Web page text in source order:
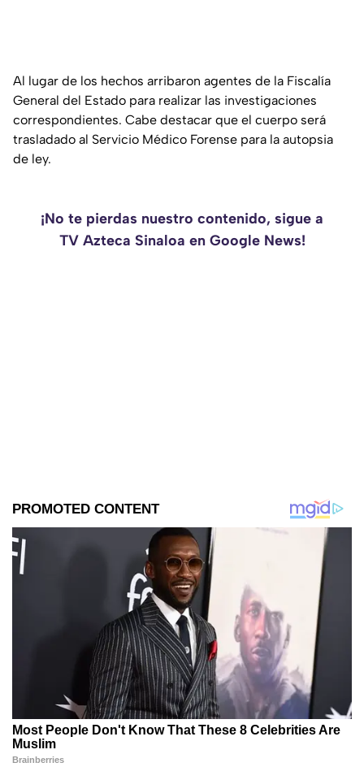
Al lugar de los hechos arribaron agentes de la Fiscalía
General del Estado para realizar las investigaciones
correspondientes. Cabe destacar que el cuerpo será
trasladado al Servicio Médico Forense para la autopsia
de ley.
¡No te pierdas nuestro contenido, sigue a
TV Azteca Sinaloa en Google News!